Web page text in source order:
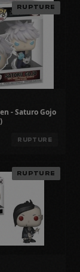
RUPTURE
- Saturo Gojo
RUPTURE
RUPTURE